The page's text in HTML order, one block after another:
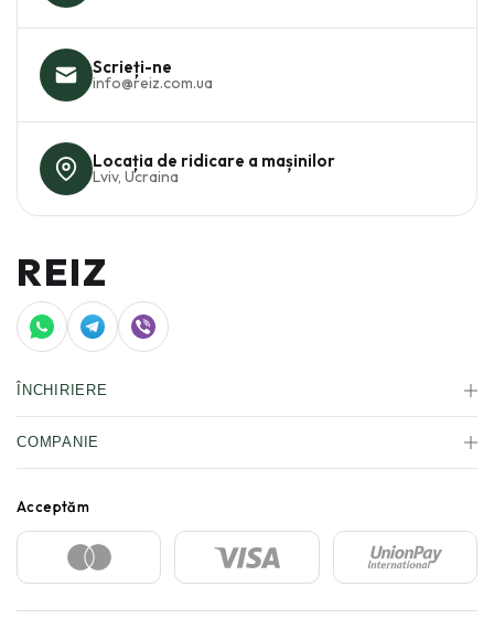
Scrieți-ne
info@reiz.com.ua
Locația de ridicare a mașinilor
Lviv, Ucraina
REIZ
ÎNCHIRIERE
PENTRU COMPANII
LISTEAZĂ-ȚI MAȘINA
CERTIFICAT
COMPANIE
BLOG
FAQ
CONTACTE